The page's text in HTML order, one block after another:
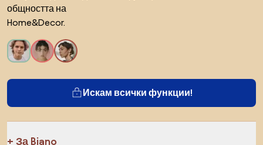
общността на
Home&Decor.
Искам всички функции!
За Biano